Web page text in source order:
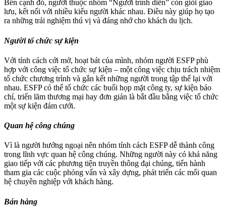
Bên cạnh đó, người thuộc nhóm “Người trình diễn” còn giỏi giao
lưu, kết nối với nhiều kiểu người khác nhau. Điều này giúp họ tạo
ra những trải nghiệm thú vị và đáng nhớ cho khách du lịch.
Người tổ chức sự kiện
Với tính cách cởi mở, hoạt bát của mình, nhóm người ESFP phù
hợp với công việc tổ chức sự kiện – một công việc chịu trách nhiệm
tổ chức chương trình và gắn kết những người trong tập thể lại với
nhau. ESFP có thể tổ chức các buổi họp mặt công ty, sự kiện báo
chí, triển lãm thương mại hay đơn giản là bắt đầu bằng việc tổ chức
một sự kiện đám cưới.
Quan hệ công chúng
Vì là người hướng ngoại nên nhóm tính cách ESFP dễ thành công
trong lĩnh vực quan hệ công chúng. Những người này có khả năng
giao tiếp với các phương tiện truyền thông đại chúng, tiến hành
tham gia các cuộc phỏng vấn và xây dựng, phát triển các mối quan
hệ chuyên nghiệp với khách hàng.
Bán hàng